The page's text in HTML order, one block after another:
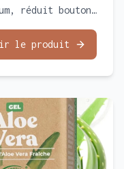
réduit boutons
grasses.
le produit